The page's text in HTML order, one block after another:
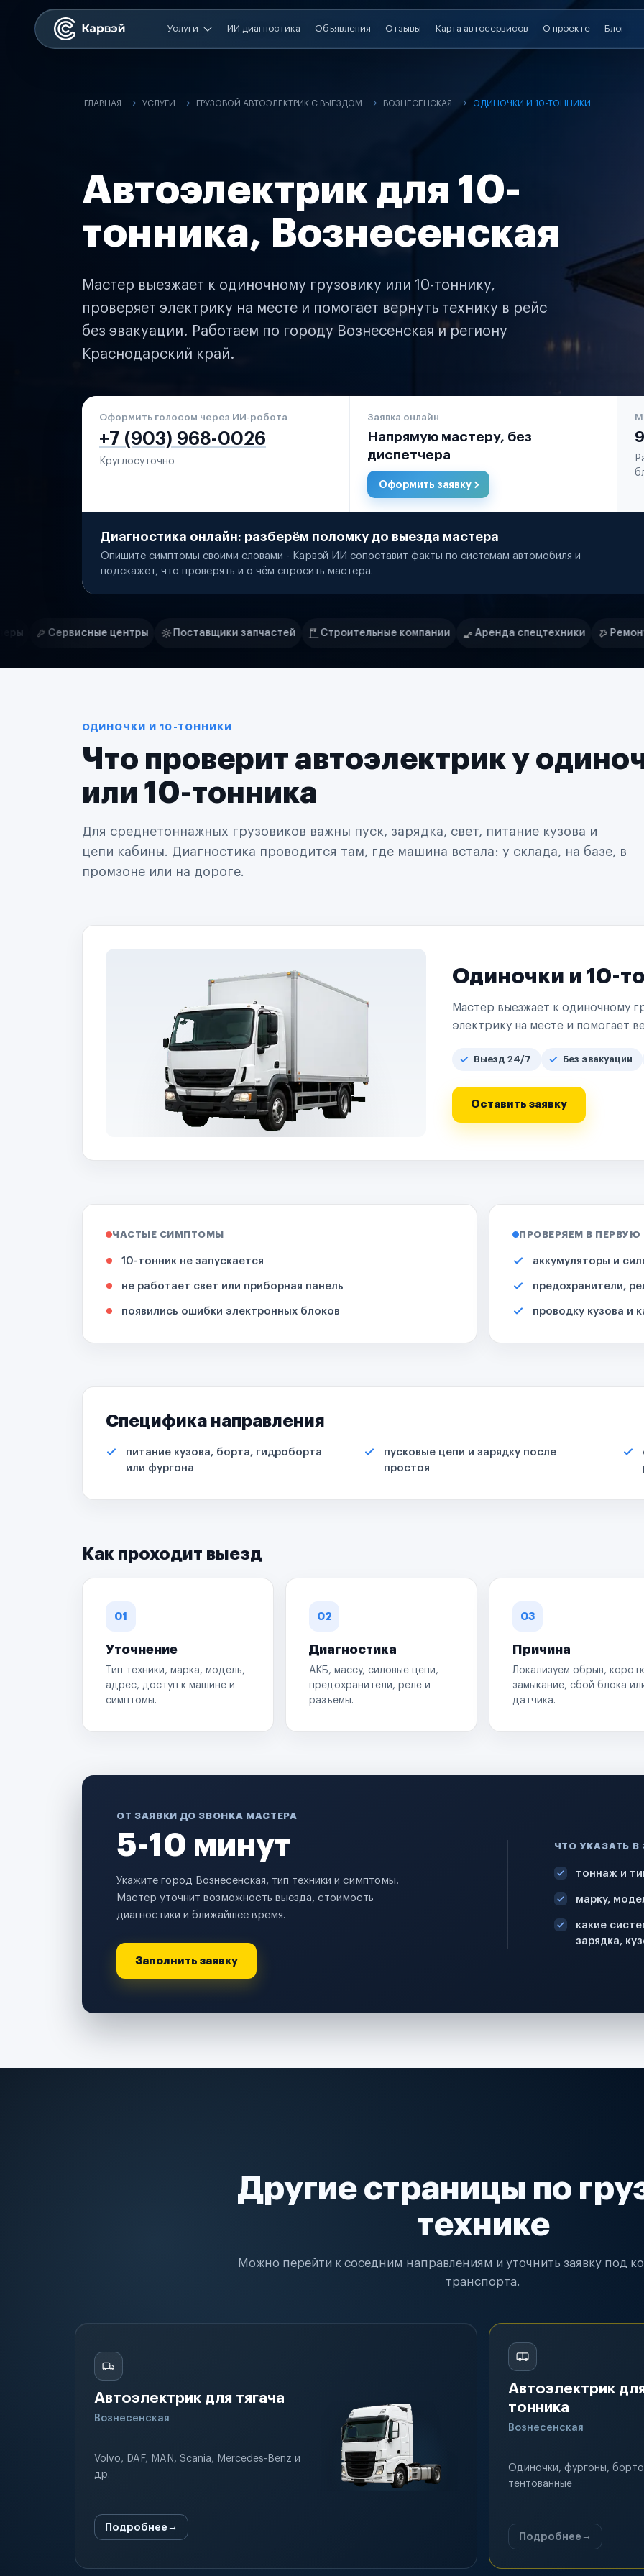
Услуги ИИ диагностика Объявления Отзывы Карта автосервисов О проекте Блог
ГЛАВНАЯ УСЛУГИ ГРУЗОВОЙ АВТОЭЛЕКТРИК С ВЫЕЗДОМ ВОЗНЕСЕНСКАЯ ОДИНОЧКИ И 10-ТОННИКИ
Автоэлектрик для 10-
тонника, Вознесенская
Мастер выезжает к одиночному грузовику или 10-тоннику,
проверяет электрику на месте и помогает вернуть технику в рейс
без эвакуации. Работаем по городу Вознесенская и региону
Краснодарский край.
Оформить голосом через ИИ-робота
+7 (903) 968-0026
Круглосуточно
Заявка онлайн
Напрямую мастеру, без
диспетчера
Оформить заявку
Диагностика онлайн: разберём поломку до выезда мастера
Опишите симптомы своими словами - Карвэй ИИ сопоставит факты по системам автомобиля и
подскажет, что проверять и о чём спросить мастера.
Нам доверяют
центры Поставщики запчастей Строительные компании Аренда спецтехники Ремонт спецтехники
Маркетплейсы
Логистические компании
Поставщики запчастей
Строительные компании
Ремонт спецтехники
Управляющие компании
Страховые компании
B2B-дистрибьюторы
ОДИНОЧКИ И 10-ТОННИКИ
Что проверит автоэлектрик у
или 10-тонника
Для среднетоннажных грузовиков важны пуск, зарядка, свет, питание кузова и
цепи кабины. Диагностика проводится там, где машина встала: у склада, на базе, в
промзоне или на дороге.
Одиночки и 10-
Мастер выезжает к одиночному
электрику на месте и помогает
Выезд 24/7 Без эвакуации
Оставить заявку
ЧАСТЫЕ СИМПТОМЫ
10-тонник не запускается
не работает свет или приборная панель
появились ошибки электронных блоков
ПРОВЕРЯЕМ В ПЕРВУЮ
аккумуляторы и
предохранители,
проводку кузова и
Специфика направления
питание кузова, борта, гидроборта
или фургона
пусковые цепи и зарядку после
простоя
Как проходит выезд
01
Уточнение
Тип техники, марка, модель,
адрес, доступ к машине и
симптомы.
02
Диагностика
АКБ, массу, силовые цепи,
предохранители, реле и
разъемы.
03
Причина
Локализуем обрыв,
замыкание, сбой блока
датчика.
ОТ ЗАЯВКИ ДО ЗВОНКА МАСТЕРА
5-10 минут
Укажите город Вознесенская, тип техники и симптомы.
Мастер уточнит возможность выезда, стоимость
диагностики и ближайшее время.
Заполнить заявку
ЧТО УКАЗАТЬ В
тоннаж и
марку,
какие
зарядка,
Другие страницы по
технике
Можно перейти к соседним направлениям и уточнить заявку под
транспорта.
Автоэлектрик для тягача
Вознесенская
Volvo, DAF, MAN, Scania, Mercedes-Benz и
др.
Подробнее
Автоэлектрик
тонника
Вознесенская
Одиночки, фургоны,
тентованные
Подробнее